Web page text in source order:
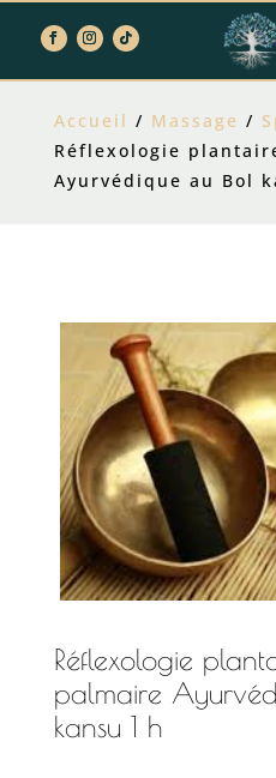
Accueil / Massage /
Réflexologie
Ayurvédique au Bol
Réflexologie
palmaire
kansu 1 h